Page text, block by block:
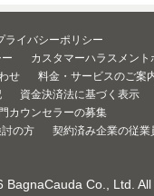
ライバシーポリシー
カスタマーハラスメント
せ
料金・サービスのご案
資金決済法に基づく表示
カウンセラーの募集
の方
契約済み企業の従業
BagnaCauda Co., Ltd. All